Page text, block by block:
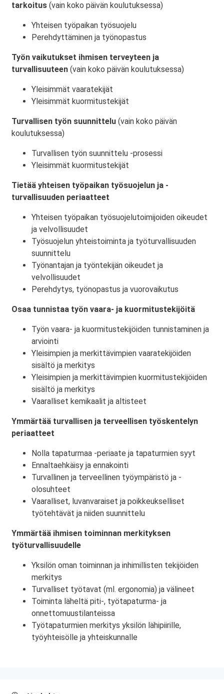
tarkoitus (vain koko päivän koulutuksessa)
Yhteisen työpaikan työsuojelu
Perehdyttäminen ja työnopastus
Työn vaikutukset ihmisen terveyteen ja
turvallisuuteen (vain koko päivän koulutuksessa)
Yleisimmät vaaratekijät
Yleisimmät kuormitustekijät
Turvallisen työn suunnittelu (vain koko päivän
koulutuksessa)
Turvallisen työn suunnittelu -prosessi
Yleisimmät kuormitustekijät
Tietää yhteisen työpaikan työsuojelun ja -
turvallisuuden periaatteet
Yhteisen työpaikan työsuojelutoimijoiden oikeudet
ja velvollisuudet
Työsuojelun yhteistoiminta ja työturvallisuuden
suunnittelu
Työnantajan ja työntekijän oikeudet ja
velvollisuudet
Perehdytys, työnopastus ja vuorovaikutus
Osaa tunnistaa työn vaara- ja kuormitustekijöitä
Työn vaara- ja kuormitustekijöiden tunnistaminen ja
arviointi
Yleisimpien ja merkittävimpien vaaratekijöiden
sisältö ja merkitys
Yleisimpien ja merkittävimpien kuormitustekijöiden
sisältö ja merkitys
Vaaralliset kemikaalit ja altisteet
Ymmärtää turvallisen ja terveellisen työskentelyn
periaatteet
Nolla tapaturmaa -periaate ja tapaturmien syyt
Ennaltaehkäisy ja ennakointi
Turvallinen ja terveellinen työympäristö ja -
olosuhteet
Vaaralliset, luvanvaraiset ja poikkeukselliset
työtehtävät ja niiden suunnittelu
Ymmärtää ihmisen toiminnan merkityksen
työturvallisuudelle
Yksilön oman toiminnan ja inhimillisten tekijöiden
merkitys
Turvalliset työtavat (ml. ergonomia) ja välineet
Toiminta läheltä piti-, työtapaturma- ja
onnettomuustilanteissa
Työtapaturmien merkitys yksilön lähipiirille,
työyhteisölle ja yhteiskunnalle